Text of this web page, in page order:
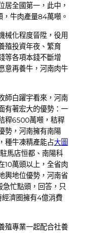
居全國第一，此中，
牛肉產量84萬噸。
械化程度晉陞，役用
殖投資年夜、繁育
等各項本錢不斷增
意再養牛，河南肉牛
師白躍宇看來，河南
有著宏大的優勢：一
稈6500萬噸，秸稈
勢，河南擁有南陽
種牛凍精產能占大圖
馬店恒都、南陽科
10萬頭以上，全省肉
輿地位優勢，河南省
急忙點頭，回答，只
濟圈擁有4億消費
殖專業一起配合社養